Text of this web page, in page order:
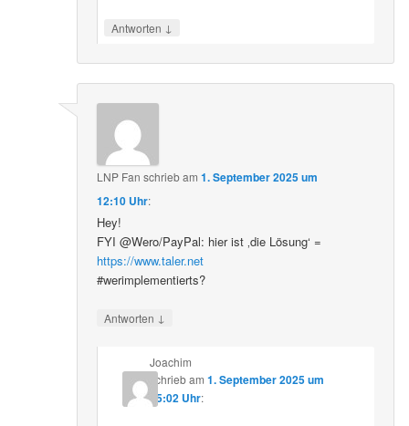
Antworten ↓
LNP Fan schriebam1. September 2025 um
12:10 Uhr:
Hey!
FYI @Wero/PayPal: hier ist ‚die Lösung‘ =
https://www.taler.net
#werimplementierts?
Antworten ↓
Joachim
schriebam 1. September 2025 um
15:02 Uhr: